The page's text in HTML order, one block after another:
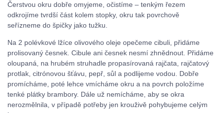
Čerstvou okru dobře omyjeme, očistíme – tenkým řezem
odkrojíme tvrdší část kolem stopky, okru tak povrchově
seřízneme do špičky jako tužku.
Na 2 polévkové lžíce olivového oleje opečeme cibuli, přidáme
prolisovaný česnek. Cibule ani česnek nesmí zhnědnout. Přidáme
oloupaná, na hrubém struhadle propasírovaná rajčata, rajčatový
protlak, citrónovou šťávu, pepř, sůl a podlijeme vodou. Dobře
promícháme, poté lehce vmícháme okru a na povrch položíme
tenké plátky brambory. Dále už nemícháme, aby se okra
nerozmělnila, v případě potřeby jen krouživě pohybujeme celým